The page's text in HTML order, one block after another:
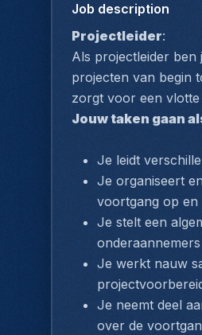
Job description
Projectleider:
Als projectleider
projecten van begin
zorgt voor een
Jouw taken gaan
Je leidt
Je organiseert
voortgang op en
Je stelt een
Je werkt nauw
Je neemt deel
over de